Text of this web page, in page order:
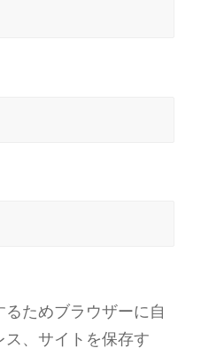
ためブラウザーに自
、サイトを保存す